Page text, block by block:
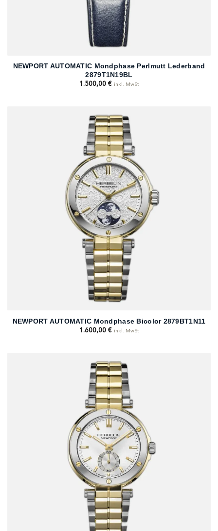
NEWPORT AUTOMATIC Mondphase Perlmutt Lederband
2879T1N19BL
1.500,00 € inkl. MwSt
NEWPORT AUTOMATIC Mondphase Bicolor 2879BT1N11
1.600,00 € inkl. MwSt